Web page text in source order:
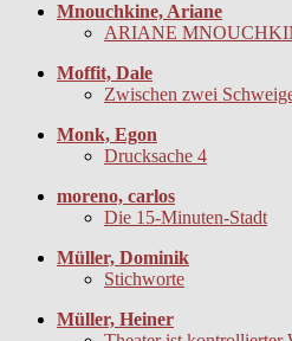
Mnouchkine, Ariane
ARIANE
Moffit, Dale
Zwischen zwei
Monk, Egon
Drucksache 4
moreno, carlos
Die 15-Minuten-Stadt
Müller, Dominik
Stichworte
Müller, Heiner